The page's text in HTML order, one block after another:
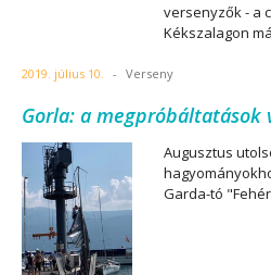
versenyzők - a
Kékszalagon
2019. július 10. - Verseny
Gorla: a megpróbáltatások
Augusztus
Garda-tó